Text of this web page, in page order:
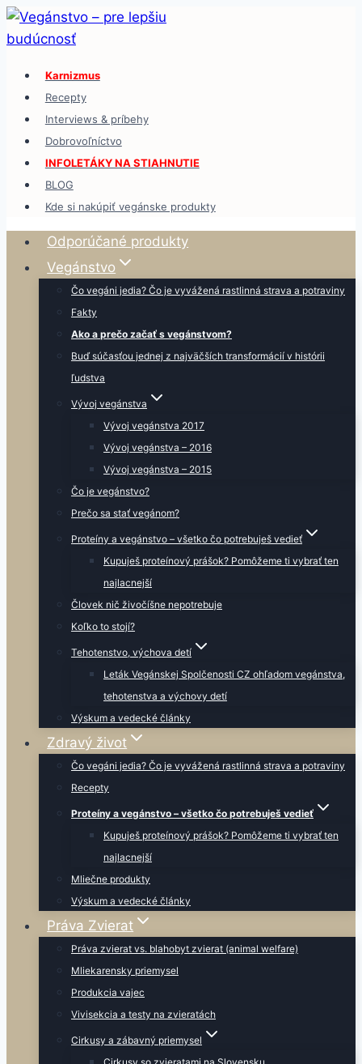
Skip
to
Karnizmus
Recepty
Interviews & príbehy
Dobrovoľníctvo
INFOLETÁKY NA STIAHNUTIE
BLOG
Kde si nakúpiť vegánske produkty
Odporúčané produkty
Vegánstvo
Čo vegáni jedia? Čo je vyvážená rastlinná strava a potraviny
Fakty
Ako a prečo začať s vegánstvom?
Buď súčasťou jednej z najväčších transformácií v histórii
ľudstva
Vývoj vegánstva
Vývoj vegánstva 2017
Vývoj vegánstva – 2016
Vývoj vegánstva – 2015
Čo je vegánstvo?
Prečo sa stať vegánom?
Proteíny a vegánstvo – všetko čo potrebuješ vedieť
Kupuješ proteínový prášok? Pomôžeme ti vybrať ten
najlacnejší
Človek nič živočíšne nepotrebuje
Koľko to stojí?
Tehotenstvo, výchova detí
Leták Vegánskej Spolčenosti CZ ohľadom vegánstva,
tehotenstva a výchovy detí
Výskum a vedecké články
Zdravý život
Čo vegáni jedia? Čo je vyvážená rastlinná strava a potraviny
Recepty
Proteíny a vegánstvo – všetko čo potrebuješ vedieť
Kupuješ proteínový prášok? Pomôžeme ti vybrať ten
najlacnejší
Mliečne produkty
Výskum a vedecké články
Práva Zvierat
Práva zvierat vs. blahobyt zvierat (animal welfare)
Mliekarensky priemysel
Produkcia vajec
Vivisekcia a testy na zvieratách
Cirkusy a zábavný priemysel